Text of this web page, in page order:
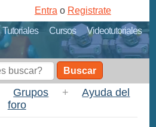
Tutoriales Cursos
Videotutoriales
Entra o Registrate
Buscar
Grupos +
Ayuda del
foro